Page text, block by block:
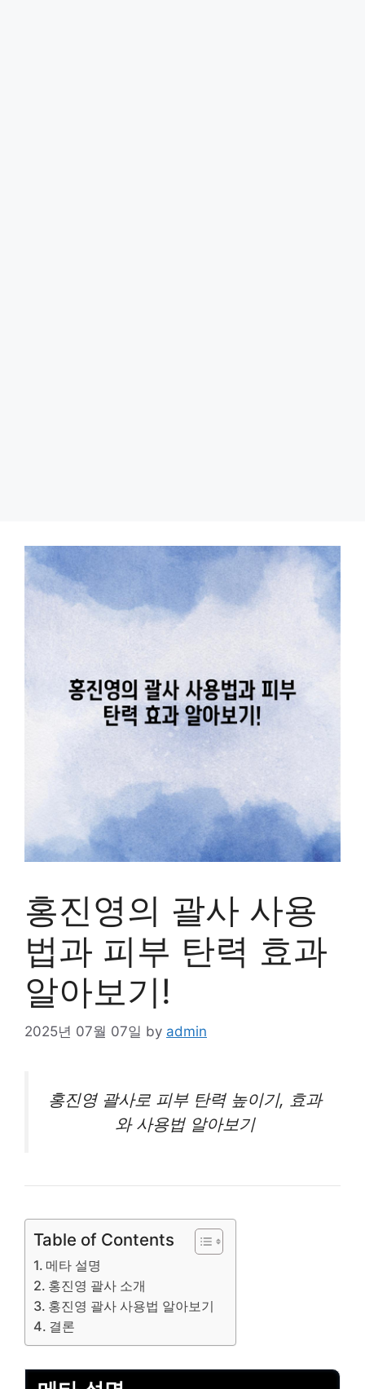
홍진영의 괄사 사용
법과 피부 탄력 효과
알아보기!
2025년 07월 07일 by admin
홍진영 괄사로 피부탄력 높이기, 효과
와 사용법 알아보기
Table of Contents
메타 설명
홍진영 괄사 소개
홍진영 괄사 사용법 알아보기
결론